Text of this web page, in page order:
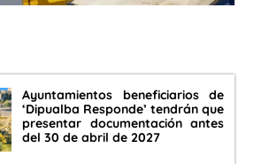
Ayuntamientos beneficiarios de
‘Dipualba Responde’ tendrán que
presentar documentación antes
del 30 de abril de 2027